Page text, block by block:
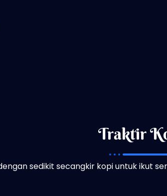
Traktir
sedikit secangkir kopi untuk ikut